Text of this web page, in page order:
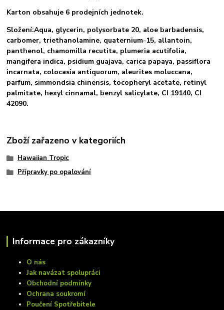
Karton obsahuje 6 prodejních jednotek.
Složení:Aqua, glycerin, polysorbate 20, aloe barbadensis,
carbomer, triethanolamine, quaternium-15, allantoin,
panthenol, chamomilla recutita, plumeria acutifolia,
mangifera indica, psidium guajava, carica papaya, passiflora
incarnata, colocasia antiquorum, aleurites moluccana,
parfum, simmondsia chinensis, tocopheryl acetate, retinyl
palmitate, hexyl cinnamal, benzyl salicylate, CI 19140, CI
42090.
Zboží zařazeno v kategoriích
Hawaiian Tropic
Přípravky po opalování
Informace pro zákazníky
O nás
Jak navázat spolupráci
Obchodní podmínky
Ochrana soukromí
Poučení Spotřebitele